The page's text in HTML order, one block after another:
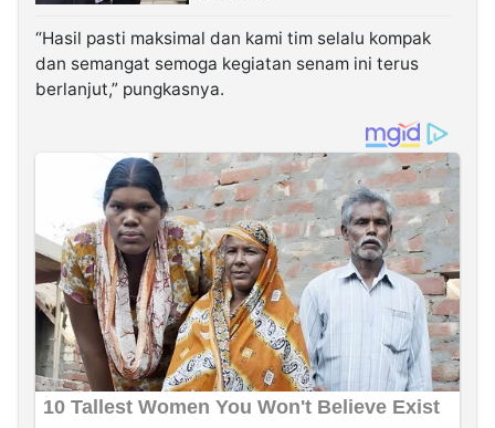
“Hasil pasti maksimal dan kami tim selalu kompak
dan semangat semoga kegiatan senam ini terus
berlanjut,” pungkasnya.